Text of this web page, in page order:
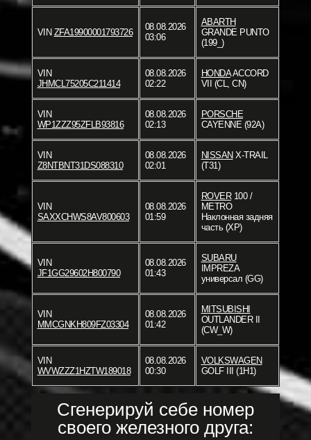
VIN ZFA19900001793726
08.08.2026
03:06
ABARTH
GRANDE PUNTO
(199_)
VIN
JHMCL75205C211414
08.08.2026
02:22
HONDAACCORD
VII (CL, CN)
VIN
WP1ZZZ95ZFLB93816
08.08.2026
02:13
PORSCHE
CAYENNE (92A)
VIN
Z8NTBNT31DS088310
08.08.2026
02:01
NISSAN X-TRAIL
(T31)
VIN
SAXXCHWS8AV800603
08.08.2026
01:59
ROVER100 /
METRO
Наклонная задняя
часть (XP)
VIN
JF1GG29602H800790
08.08.2026
01:43
SUBARU
IMPREZA
универсал (GG)
VIN
MMCGNKH809FZ03304
08.08.2026
01:42
MITSUBISHI
OUTLANDER II
(CW_W)
VIN
WVWZZZ1HZTW189018
08.08.2026
00:30
VOLKSWAGEN
GOLF III (1H1)
Сгенерируй себе номер
своего железного друга: